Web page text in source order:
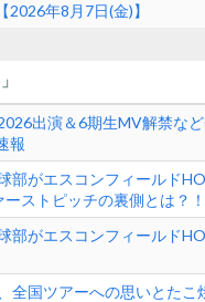
年8月7日(金)】
出演＆6期生MV解禁な
報
部がエスコンフィールド
ストピッチの裏側とは？！
部がエスコンフィールド
全国ツアーへの思いとたこ